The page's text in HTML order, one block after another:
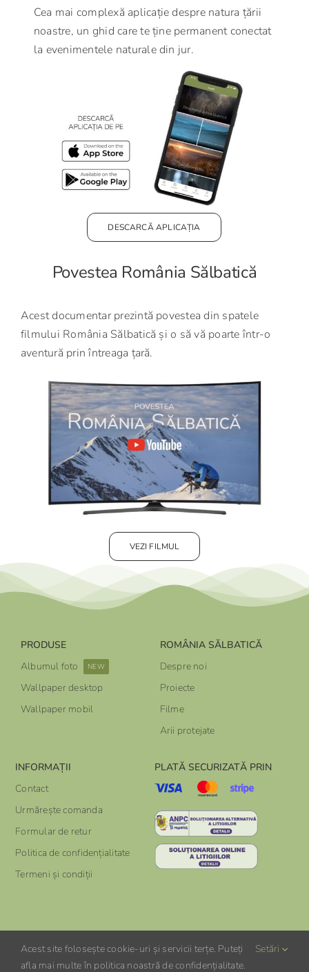
Cea mai complexă aplicație despre natura țării
noastre, un ghid care te ține permanent conectat
la evenimentele naturale din jur.
DESCARCĂ APLICAȚIA
Povestea România Sălbatică
Acest documentar prezintă povestea din spatele
filmului România Sălbatică și o să vă poarte într-o
aventură prin întreaga țară.
VEZI FILMUL
PRODUSE
Albumul foto
NEW
Wallpaper desktop
Wallpaper mobil
ROMÂNIA SĂLBATICĂ
Despre noi
Proiecte
Filme
Arii protejate
INFORMAȚII
Contact
Urmărește comanda
Formular de retur
Politica de confidențialitate
Termeni și condiții
PLATĂ SECURIZATĂ PRIN
© ROMÂNIA SĂLBATICĂ 2023
Acest site folosește cookie-uri și servicii terțe. Puteți
afla mai multe în politica noastră de confidențialitate.
Setări